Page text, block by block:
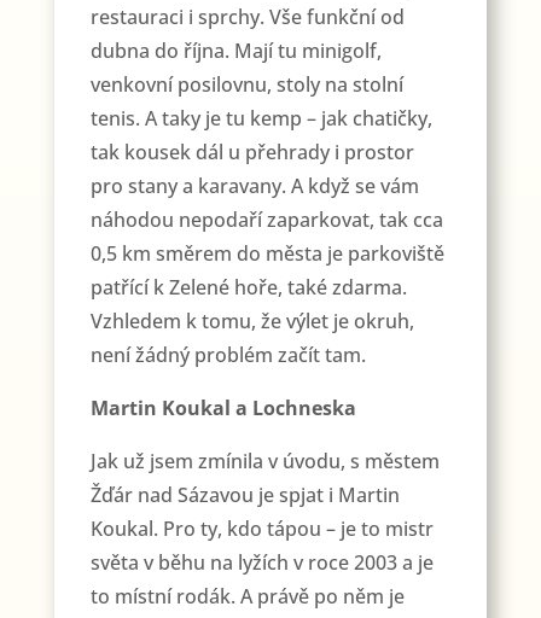
restauraci i sprchy. Vše funkční od
dubna do října. Mají tu minigolf,
venkovní posilovnu, stoly na stolní
tenis. A taky je tu kemp – jak chatičky,
tak kousek dál u přehrady i prostor
pro stany a karavany. A když se vám
náhodou nepodaří zaparkovat, tak cca
0,5 km směrem do města je parkoviště
patřící k Zelené hoře, také zdarma.
Vzhledem k tomu, že výlet je okruh,
není žádný problém začít tam.
Martin Koukal a Lochneska
Jak už jsem zmínila v úvodu, s městem
Žďár nad Sázavou je spjat i Martin
Koukal. Pro ty, kdo tápou – je to mistr
světa v běhu na lyžích v roce 2003 a je
to místní rodák. A právě po něm je